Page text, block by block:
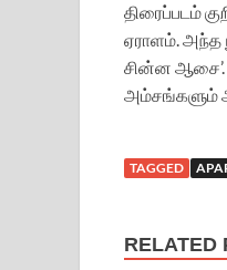
திரைப்படம்
ஏராளம். அந்த
சின்ன ஆசை’.
அம்சங்களும்
TAGGED
RELATED